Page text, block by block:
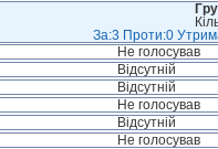
За:3 Проти:0
Не голосував
Відсутній
Відсутній
Не голосував
Відсутній
Не голосував